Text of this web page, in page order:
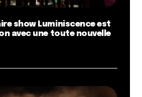
show Luminiscence est
avec une toute nouvelle